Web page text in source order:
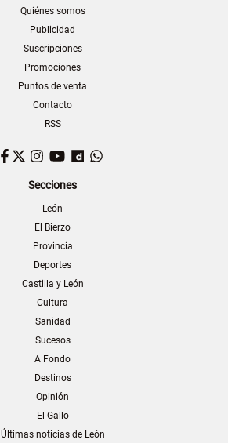
Quiénes somos
Publicidad
Suscripciones
Promociones
Puntos de venta
Contacto
RSS
Facebook
TwitterInstagram
YouTubeDailymotion
Secciones
León
El Bierzo
Provincia
Deportes
Castilla y León
Cultura
Sanidad
Sucesos
A Fondo
Destinos
Opinión
El Gallo
Últimas noticias de León